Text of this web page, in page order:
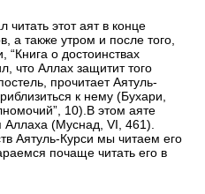
этот аят в конце
а также утром и после того,
“Книга о достоинствах
что Аллах защитит того
прочитает Аятуль-
к нему (Бухари,
10).В этом аяте
(Муснад, VI, 461).
Аятуль-Курси мы читаем его
почаще читать его в